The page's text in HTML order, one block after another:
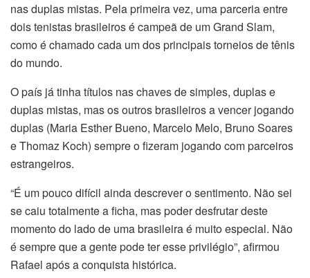
nas duplas mistas. Pela primeira vez, uma parceria entre
dois tenistas brasileiros é campeã de um Grand Slam,
como é chamado cada um dos principais torneios de tênis
do mundo.
O país já tinha títulos nas chaves de simples, duplas e
duplas mistas, mas os outros brasileiros a vencer jogando
duplas (Maria Esther Bueno, Marcelo Melo, Bruno Soares
e Thomaz Koch) sempre o fizeram jogando com parceiros
estrangeiros.
“É um pouco difícil ainda descrever o sentimento. Não sei
se caiu totalmente a ficha, mas poder desfrutar deste
momento do lado de uma brasileira é muito especial. Não
é sempre que a gente pode ter esse privilégio”, afirmou
Rafael após a conquista histórica.